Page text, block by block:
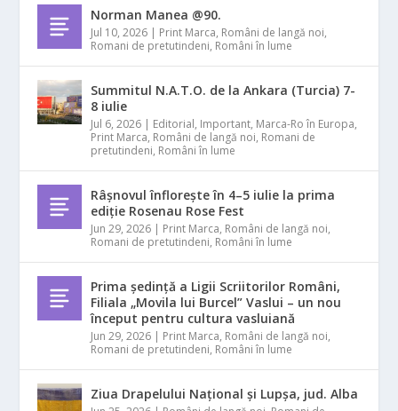
Norman Manea @90.
Jul 10, 2026 | Print Marca, Români de langă noi,
Romani de pretutindeni, Români în lume
Summitul N.A.T.O. de la Ankara (Turcia) 7-
8 iulie
Jul 6, 2026 | Editorial, Important, Marca-Ro în Europa,
Print Marca, Români de langă noi, Romani de
pretutindeni, Români în lume
Râșnovul înflorește în 4–5 iulie la prima
ediție Rosenau Rose Fest
Jun 29, 2026 | Print Marca, Români de langă noi,
Romani de pretutindeni, Români în lume
Prima ședință a Ligii Scriitorilor Români,
Filiala „Movila lui Burcel” Vaslui – un nou
început pentru cultura vasluiană
Jun 29, 2026 | Print Marca, Români de langă noi,
Romani de pretutindeni, Români în lume
Ziua Drapelului Național și Lupșa, jud. Alba